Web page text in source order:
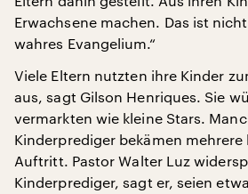
Erwachsene machen. Das ist
wahres Evangelium.“
Viele Eltern nutzten ihre Kinder
aus, sagt Gilson Henriques. Sie
vermarkten wie kleine Stars.
Kinderprediger bekämen
Auftritt. Pastor Walter Luz
Kinderprediger, sagt er, seien